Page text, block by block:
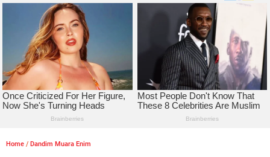
Home / Dandim Muara Enim